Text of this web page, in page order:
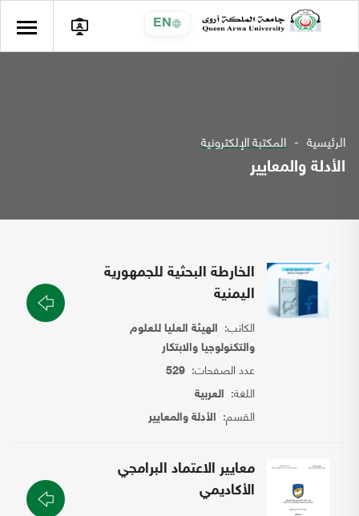
EN
الرئيسية المكتبة الإلكترونية
الأدلة والمعايير
الخارطة البحثية للجمهورية
اليمنية
الكاتب: الهيئة العليا للعلوم
والتكنولوجيا والابتكار
عدد الصفحات:529
اللغة: العربية
القسم: الأدلة والمعايير
معايير الاعتماد البرامجي
الأكاديمي